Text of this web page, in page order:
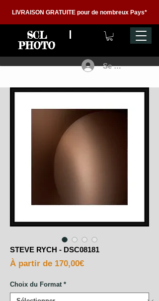
LIVRAISON GRATUITE pour de nombreux Pays*
SCL
PHOTO
Se connecter
STEVE RYCH - DSC08181
À partir de 170,00€Prix
Choix du Format *